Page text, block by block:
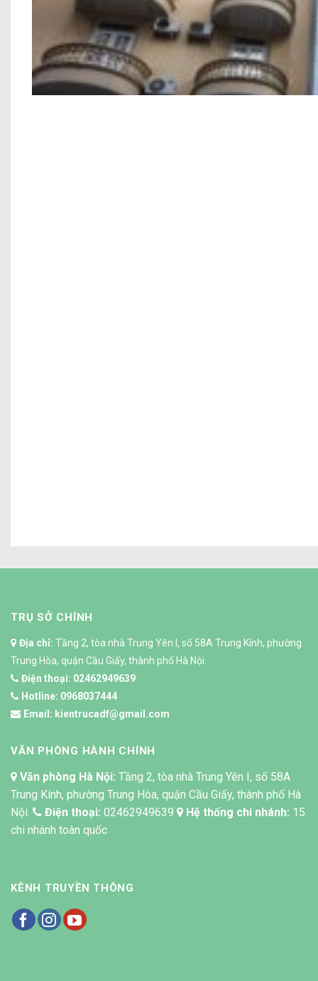
Công trình
TRỤ SỞ CHÍNH
Địa chỉ: Tầng 2, tòa nhà Trung Yên I, số 58A Trung Kính, phường
Trung Hòa, quận Cầu Giấy, thành phố Hà Nội.
Điện thoại: 02462949639
Hotline: 0968037444
Email: kientrucadf@gmail.com
VĂN PHÒNG HÀNH CHÍNH
Văn phòng Hà Nội: Tầng 2, tòa nhà Trung Yên I, số 58A
Trung Kính, phường Trung Hòa, quận Cầu Giấy, thành phố Hà
Nội.
Điện thoại: 02462949639 Hệ thống chi nhánh: 15
chi nhánh toàn quốc
KÊNH TRUYỀN THÔNG